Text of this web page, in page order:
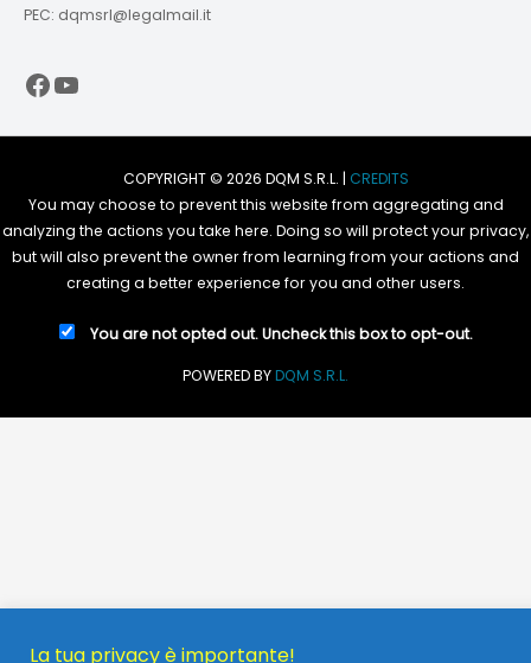
PEC: dqmsrl@legalmail.it
Facebook
YouTube
COPYRIGHT © 2026 DQM S.R.L. | CREDITS
You may choose to prevent this website from aggregating and
analyzing the actions you take here. Doing so will protect your privacy,
but will also prevent the owner from learning from your actions and
creating a better experience for you and other users.
You are not opted out. Uncheck this box to opt-out.
POWERED BYDQM S.R.L.
La tua privacy è importante!